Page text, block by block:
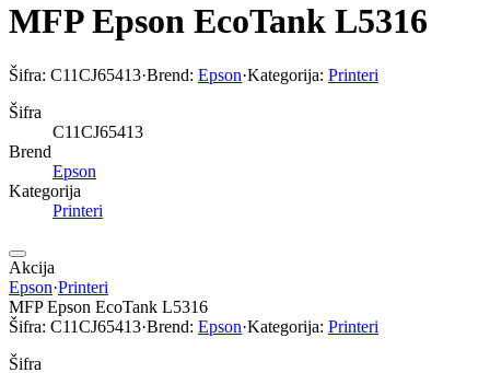
MFP Epson EcoTank L5316
Šifra: C11CJ65413·Brend: Epson·Kategorija: Printeri
Šifra
C11CJ65413
Brend
Epson
Kategorija
Printeri
Akcija
Epson·Printeri
MFP Epson EcoTank L5316
Šifra: C11CJ65413·Brend: Epson·Kategorija: Printeri
Šifra